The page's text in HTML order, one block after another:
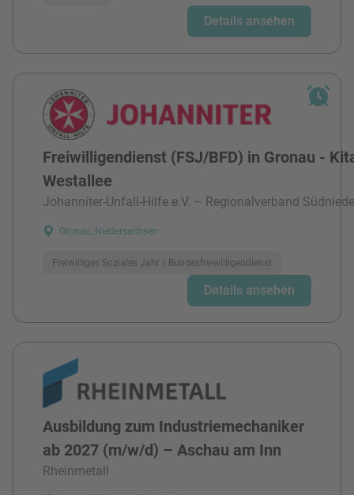
Details ansehen
Freiwilligendienst (FSJ/BFD) in Gronau -
Westallee
Johanniter-Unfall-Hilfe e.V. – Regionalverband
Gronau, Niedersachsen
Freiwilliges Soziales Jahr / Bundesfreiwilligendienst
Details ansehen
Ausbildung zum Industriemechaniker
ab 2027 (m/w/d) – Aschau am Inn
Rheinmetall